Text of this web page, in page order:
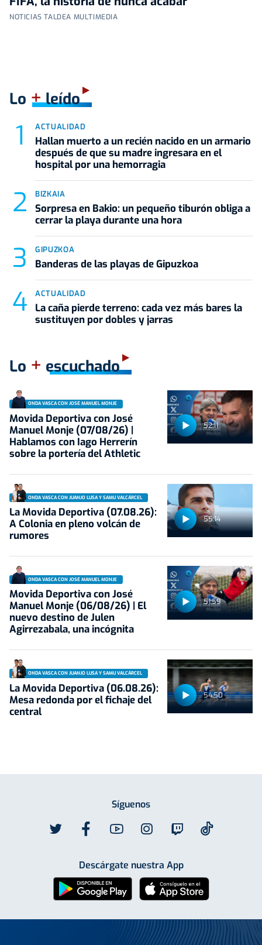
NOTICIAS TALDEA MULTIMEDIA
Lo +leído
ACTUALIDAD
Hallan muerto a un recién nacido en un armario
después de que su madre ingresara en el
hospital por una hemorragia
BIZKAIA
Sorpresa en Bakio: un pequeño tiburón obliga a
cerrar la playa durante una hora
GIPUZKOA
Banderas de las playas de Gipuzkoa
ACTUALIDAD
La caña pierde terreno: cada vez más bares la
sustituyen por dobles y jarras
Lo + escuchado
52:11
ONDA VASCA CON JOSÉ MANUEL MONJE
Movida Deportiva con José
Manuel Monje (07/08/26) |
Hablamos con Iago Herrerín
sobre la portería del Athletic
55:14
ONDA VASCA CON JUANJO LUSA Y SAMU VALCÁRCEL
La Movida Deportiva (07.08.26):
A Colonia en pleno volcán de
rumores
51:59
ONDA VASCA CON JOSÉ MANUEL MONJE
Movida Deportiva con José
Manuel Monje (06/08/26) | El
nuevo destino de Julen
Agirrezabala, una incógnita
54:50
ONDA VASCA CON JUANJO LUSA Y SAMU VALCÁRCEL
La Movida Deportiva (06.08.26):
Mesa redonda por el fichaje del
central
Síguenos
Descárgate nuestra App